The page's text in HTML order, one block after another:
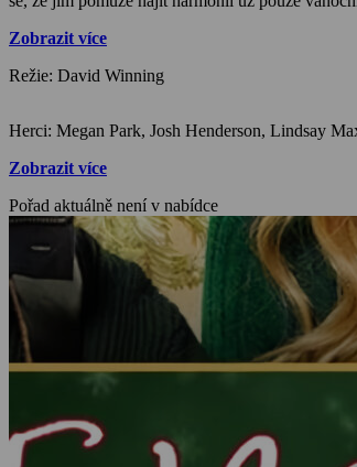
Zobrazit více
Režie: David Winning
Zobrazit více
Pořad aktuálně není v nabídce